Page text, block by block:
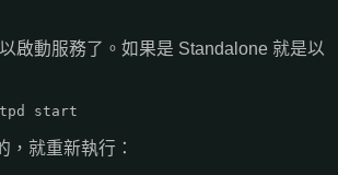
啟動服務了。如果是 Standalone 就是以
start
，就重新執行：